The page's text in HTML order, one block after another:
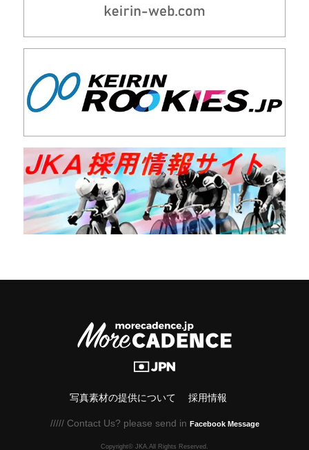
写真素材の提供について 採用情報
///// Contact Us? please send in Facebook Message
Copyright© JKA.All Rights Reserved.